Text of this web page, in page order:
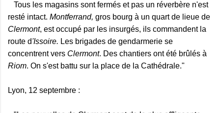
Tous les magasins sont fermés et pas un réverbère n'est
resté intact. Montferrand, gros bourg à un quart de lieue de
Clermont, est occupé par les insurgés, ils commandent la
route d'Issoire. Les brigades de gendarmerie se
concentrent vers Clermont. Des chantiers ont été brûlés à
Riom. On s'est battu sur la place de la Cathédrale."
Lyon, 12 septembre :